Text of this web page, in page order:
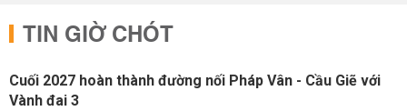
TIN GIỜ CHÓT
Cuối 2027 hoàn thành đường nối Pháp Vân - Cầu Giẽ với
Vành đai 3